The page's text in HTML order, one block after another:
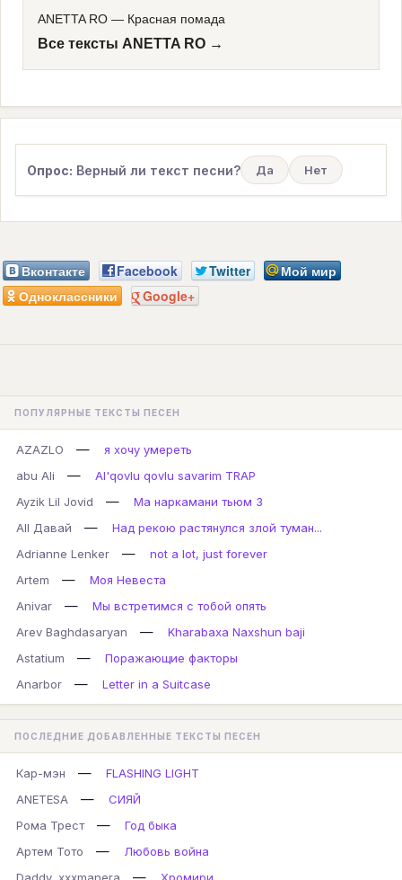
ANETTA RO — Красная помада
Все тексты ANETTA RO →
Опрос: Верный ли текст песни? Да Нет
Вконтакте Facebook Twitter
Мой мир
Одноклассники
Google+
ПОПУЛЯРНЫЕ ТЕКСТЫ ПЕСЕН
AZAZLO —
я хочу умереть
abu Ali
—
Al'qovlu qovlu savarim TRAP
Ayzik Lil Jovid
—
Ма наркамани тьюм 3
All Давай
—
Над рекою растянулся злой туман...
Adrianne Lenker
—
not a lot, just forever
Artem
—
Моя Невеста
Anivar
—
Мы встретимся с тобой опять
Arev Baghdasaryan
—
Kharabaxa Naxshun baji
Astatium
—
Поражающие факторы
Anarbor
— Letter in a Suitcase
ПОСЛЕДНИЕ ДОБАВЛЕННЫЕ ТЕКСТЫ ПЕСЕН
Кар-мэн —
FLASHING LIGHT
ANETESA
—
СИЯЙ
Рома Трест
—
Год быка
Артем Тото
—
Любовь война
—